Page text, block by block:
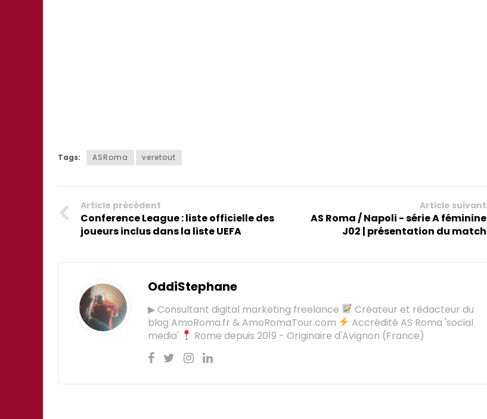
Tags: ASRoma veretout
Article précédent
Conference League : liste officielle des
joueurs inclus dans la liste UEFA
Article suivant
AS Roma / Napoli - série A féminine
J02 | présentation du match
OddiStephane
▶ Consultant digital marketing freelance
Créateur et rédacteur du
blog AmoRoma.fr & AmoRomaTour.com
Accrédité AS Roma 'social
media'
Rome depuis 2019 - Originaire d'Avignon (France)